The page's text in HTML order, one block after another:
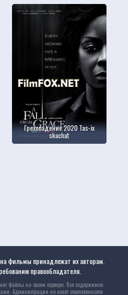
Грехопадение 2020 Tas-ix
skachat
фильмы принадлежат их авторам.
правообладателя.
файлы на своем сервере. Все содержимое
Администрация не несет ответственности